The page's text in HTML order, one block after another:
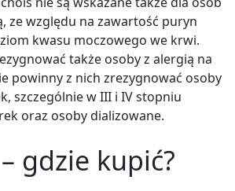
ze względu na zawartość puryn
kwasu moczowego we krwi.
także osoby z alergią na
powinny z nich zrezygnować osoby
szczególnie w III i IV stopniu
oraz osoby dializowane.
gdzie kupić?